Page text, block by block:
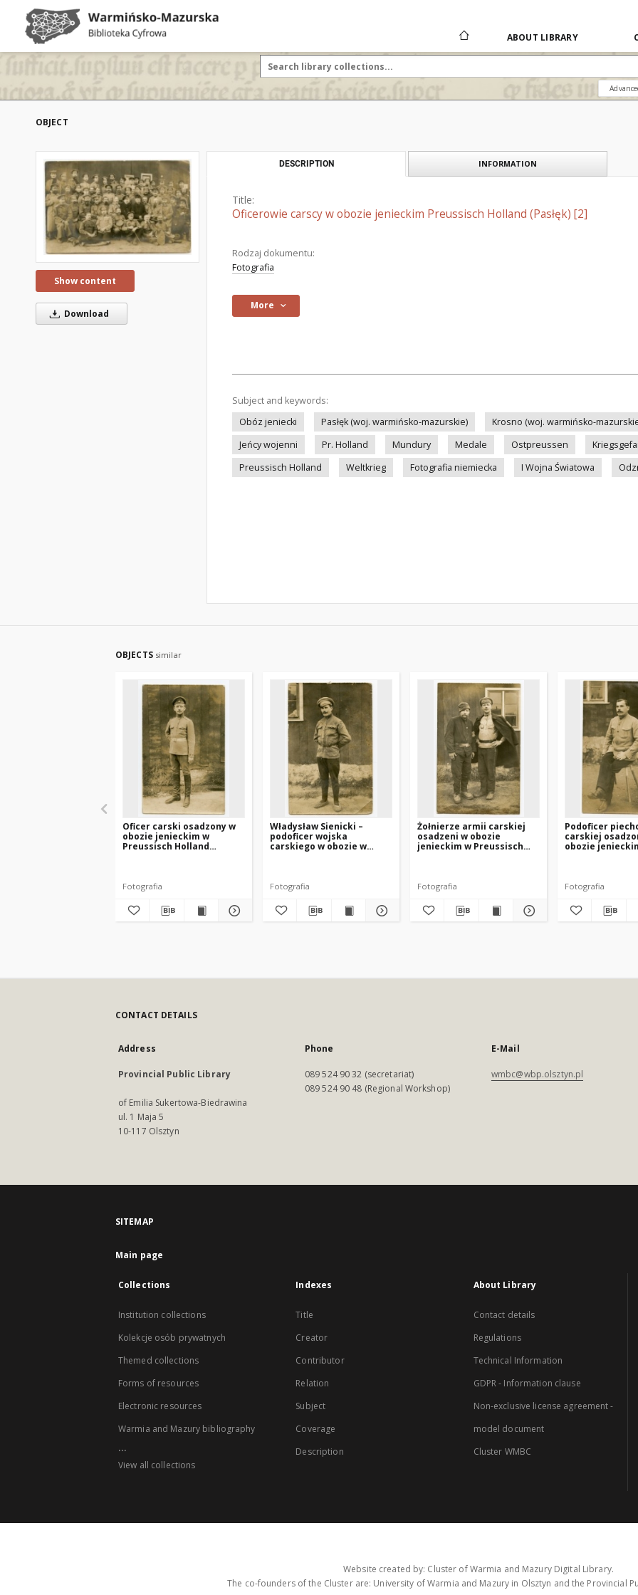
ABOUT LIBRARY
OBJECT
Show content
Download
DESCRIPTION INFORMATION
Title:
Oficerowie carscy w obozie jenieckim Preussisch Holland (Pasłęk) [2]
Rodzaj dokumentu:
Fotografia
More
Subject and keywords:
Obóz jeniecki
Pasłęk (woj. warmińsko-mazurskie) Krosno (woj. warmińsko-
Jeńcy wojenni
Pr. Holland Mundury Medale Ostpreussen
Preussisch Holland
Weltkrieg Fotografia niemiecka I Wojna Światowa
OBJECTS similar
Oficer carski osadzony w
obozie jenieckim w
Preussisch Holland
Fotografia
Władysław Sienicki –
podoficer wojska
carskiego w obozie w
Fotografia
Żołnierze armii carskiej
osadzeni w obozie
jenieckim w Preussisch
Fotografia
Podoficer
carskiej
obozie
Fotografia
CONTACT DETAILS
Address
Provincial Public Library
of Emilia Sukertowa-Biedrawina
ul. 1 Maja 5
10-117 Olsztyn
Phone
089 524 90 32 (secretariat)
089 524 90 48 (Regional Workshop)
E-Mail
wmbc@wbp.olsztyn.pl
SITEMAP
Main page
Collections
Institution collections
Kolekcje osób prywatnych
Themed collections
Forms of resources
Electronic resources
Warmia and Mazury bibliography
...
View all collections
Indexes
Title
Creator
Contributor
Relation
Subject
Coverage
Description
About Library
Contact details
Regulations
Technical Information
GDPR - Information clause
Non-exclusive license agreement -
model document
Cluster WMBC
Website created by: Cluster of Warmia and Mazury Digital Library.
The co-founders of the Cluster are: University of Warmia and Mazury in Olsztyn and the Provincial